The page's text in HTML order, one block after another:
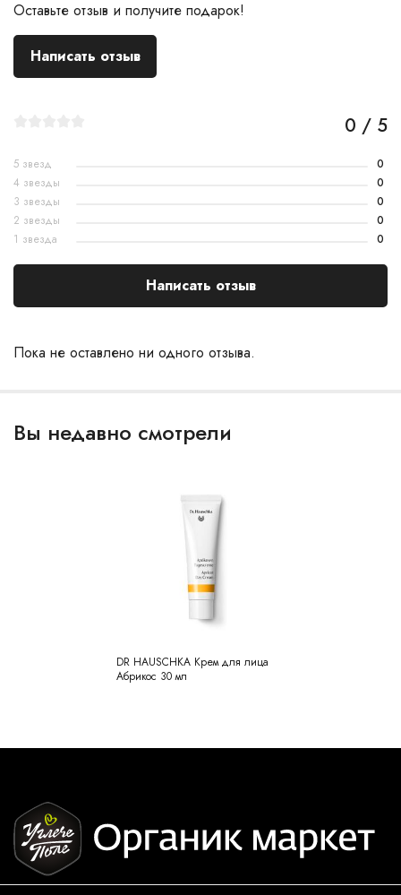
Оставьте отзыв и получите подарок!
Написать отзыв
Пока не оставлено ни одного отзыва.
0 / 5
5 звезд
0
4 звезды
0
3 звезды
0
2 звезды
0
1 звезда
0
Написать отзыв
Вы недавно смотрели
DR HAUSCHKA Крем для лица
Абрикос 30 мл